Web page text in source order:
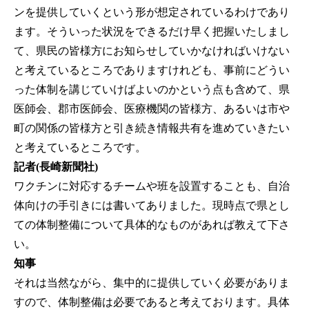
ンを提供していくという形が想定されているわけであり
ます。そういった状況をできるだけ早く把握いたしまし
て、県民の皆様方にお知らせしていかなければいけない
と考えているところでありますけれども、事前にどうい
った体制を講じていけばよいのかという点も含めて、県
医師会、郡市医師会、医療機関の皆様方、あるいは市や
町の関係の皆様方と引き続き情報共有を進めていきたい
と考えているところです。
記者(長崎新聞社)
ワクチンに対応するチームや班を設置することも、自治
体向けの手引きには書いてありました。現時点で県とし
ての体制整備について具体的なものがあれば教えて下さ
い。
知事
それは当然ながら、集中的に提供していく必要がありま
すので、体制整備は必要であると考えております。具体